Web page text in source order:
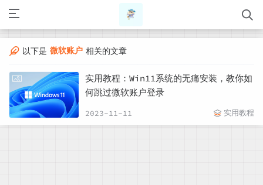
以下是 微软账户 相关的文章
实用教程：Win11系统的无痛安装，教你如
何跳过微软账户登录
2023-11-11 实用教程